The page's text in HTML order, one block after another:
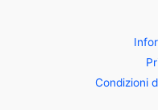
Condizioni